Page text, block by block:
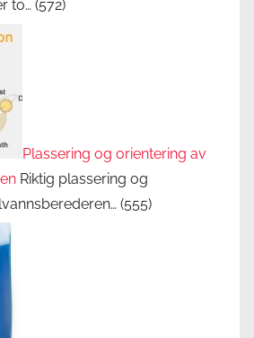
to… (572)
Plassering og orientering av
Riktig plassering og
(555)